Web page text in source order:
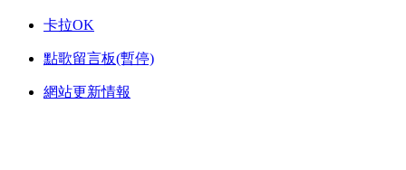
卡拉OK
點歌留言板(暫停)
網站更新情報